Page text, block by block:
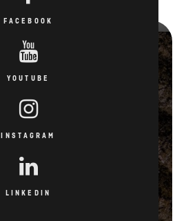
FACEBOOK
YOUTUBE
INSTAGRAM
LINKEDIN